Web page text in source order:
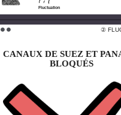
Fluctuation
⚫️ ②
CANAUX DE SUEZ ET
BLOQUÉS
CANAUX DE SUEZ ET
BLOQUÉS